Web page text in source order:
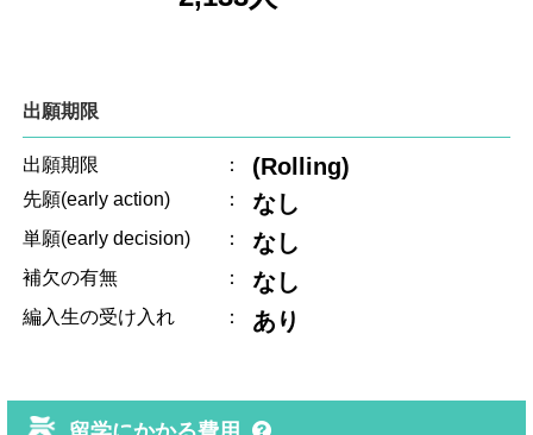
出願期限
出願期限 ： (Rolling)
先願(early action) ： なし
単願(early decision) ： なし
補欠の有無 ： なし
編入生の受け入れ ： あり